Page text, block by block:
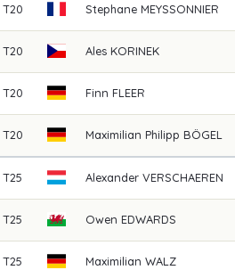
T20 Stephane MEYSSONNIER
T20 Ales KORINEK
T20 Finn FLEER
T20 Maximilian Philipp BÖGEL
T25 Alexander VERSCHAEREN
T25 Owen EDWARDS
T25 Maximilian WALZ